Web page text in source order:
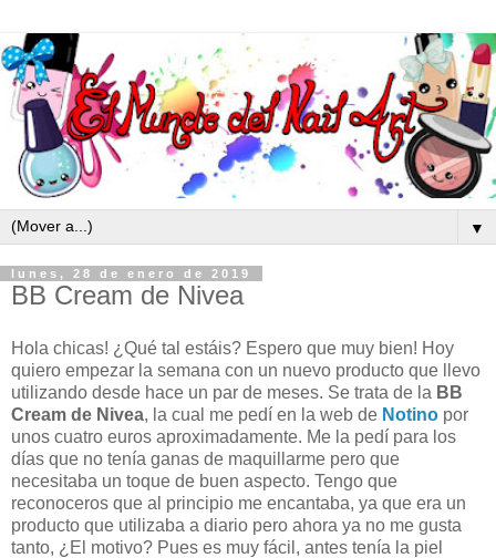
▼
lunes, 28 de enero de 2019
BB Cream de Nivea
Hola chicas! ¿Qué tal estáis? Espero que muy bien! Hoy
quiero empezar la semana con un nuevo producto que llevo
utilizando desde hace un par de meses. Se trata de la BB
Cream de Nivea, la cual me pedí en la web de Notino por
unos cuatro euros aproximadamente. Me la pedí para los
días que no tenía ganas de maquillarme pero que
necesitaba un toque de buen aspecto. Tengo que
reconoceros que al principio me encantaba, ya que era un
producto que utilizaba a diario pero ahora ya no me gusta
tanto, ¿El motivo? Pues es muy fácil, antes tenía la piel